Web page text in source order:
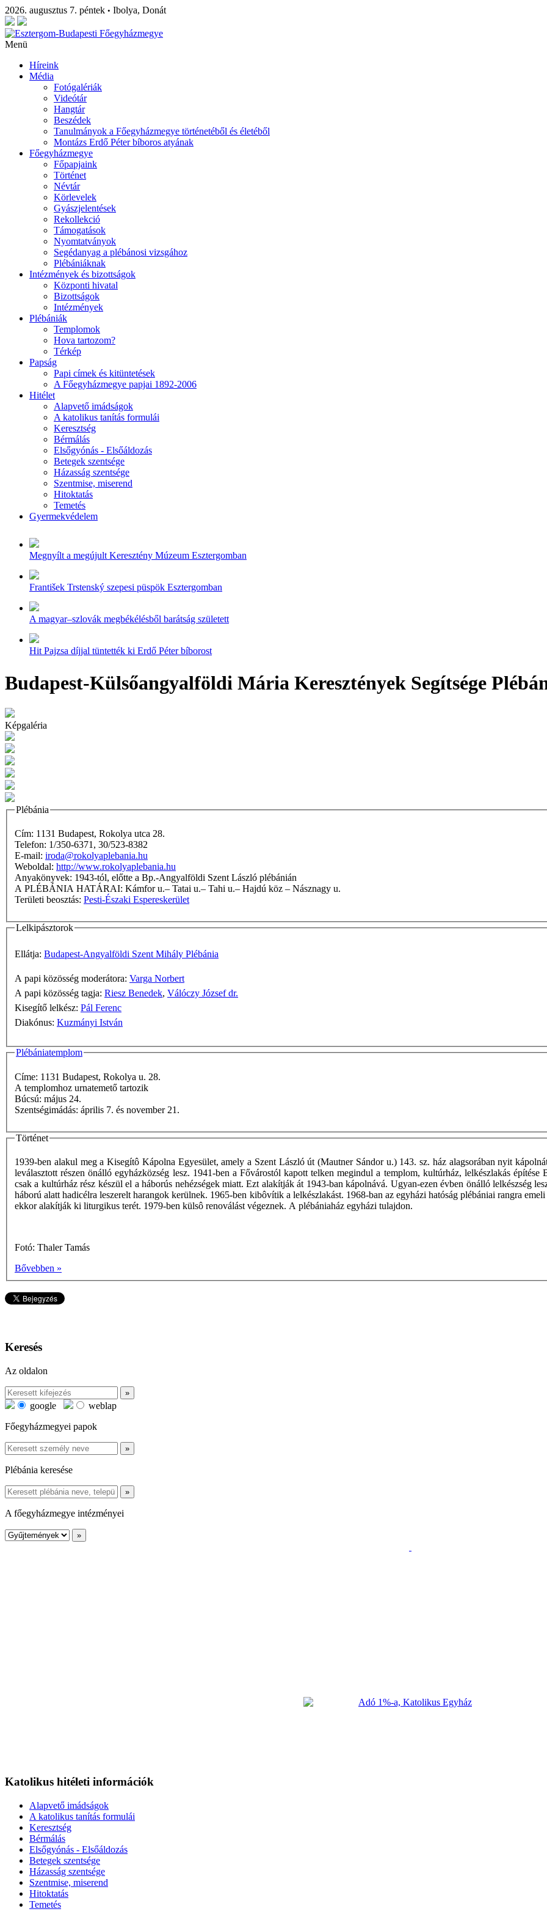
2026. augusztus 7. péntek • Ibolya, Donát
Menü
Híreink
Média
Fotógalériák
Videótár
Hangtár
Beszédek
Tanulmányok a Főegyházmegye történetéből és életéből
Montázs Erdő Péter bíboros atyának
Főegyházmegye
Főpapjaink
Történet
Névtár
Körlevelek
Gyászjelentések
Rekollekció
Támogatások
Nyomtatványok
Segédanyag a plébánosi vizsgához
Plébániáknak
Intézmények és bizottságok
Központi hivatal
Bizottságok
Intézmények
Plébániák
Templomok
Hova tartozom?
Térkép
Papság
Papi címek és kitüntetések
A Főegyházmegye papjai 1892-2006
Hitélet
Alapvető imádságok
A katolikus tanítás formulái
Keresztség
Bérmálás
Elsőgyónás - Elsőáldozás
Betegek szentsége
Házasság szentsége
Szentmise, miserend
Hitoktatás
Temetés
Gyermekvédelem
Megnyílt a megújult Keresztény Múzeum Esztergomban
František Trstenský szepesi püspök Esztergomban
A magyar–szlovák megbékélésből barátság született
Hit Pajzsa díjjal tüntették ki Erdő Péter bíborost
Budapest-Külsőangyalföldi Mária Keresztények Segítsége
Képgaléria
Plébánia
Cím: 1131 Budapest, Rokolya utca 28.
Telefon: 1/350-6371, 30/523-8382
E-mail: iroda@rokolyaplebania.hu
Weboldal: http://www.rokolyaplebania.hu
Anyakönyvek: 1943-tól, előtte a Bp.-Angyalföldi Szent László plébánián
A PLÉBÁNIA HATÁRAI: Kámfor u.– Tatai u.– Tahi u.– Hajdú köz – Násznagy u.
Területi beosztás: Pesti-Északi Espereskerület
Lelkipásztorok
Ellátja: Budapest-Angyalföldi Szent Mihály Plébánia
A papi közösség moderátora: Varga Norbert
A papi közösség tagja: Riesz Benedek, Válóczy József dr.
Kisegítő lelkész: Pál Ferenc
Diakónus: Kuzmányi István
Plébániatemplom
Címe: 1131 Budapest, Rokolya u. 28.
A templomhoz urnatemető tartozik
Búcsú: május 24.
Szentségimádás: április 7. és november 21.
Történet
1939-ben alakul meg a Kisegítô Kápolna Egyesület, amely a Szent László út (Mautner Sándor u.) 143. sz. ház alagsorában nyit
leválasztott részen önálló egyházközség lesz. 1941-ben a Fővárostól kapott telken megindul a templom, kultúrház, lelkészlakás
csak a kultúrház rész készül el a háborús nehézségek miatt. Ezt alakítják át 1943-ban kápolnává. Ugyan-ezen évben önálló lelkészség
háború alatt hadicélra leszerelt harangok kerülnek. 1965-ben kibôvítik a lelkészlakást. 1968-ban az egyházi hatóság plébániai rangra
ekkor alakítják ki liturgikus terét. 1979-ben külsô renoválást végeznek. A plébániaház egyházi tulajdon.
Fotó: Thaler Tamás
Bővebben »
Keresés
Az oldalon
google
weblap
Főegyházmegyei papok
Plébánia keresése
A főegyházmegye intézményei
Katolikus hitéleti információk
Alapvető imádságok
A katolikus tanítás formulái
Keresztség
Bérmálás
Elsőgyónás - Elsőáldozás
Betegek szentsége
Házasság szentsége
Szentmise, miserend
Hitoktatás
Temetés